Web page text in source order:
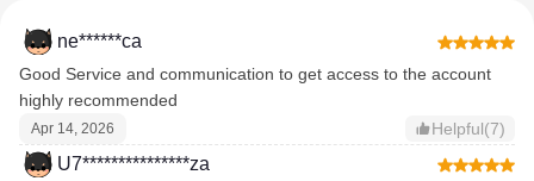
ne******ca
Good Service and communication to get access to the account
highly recommended
Apr 14, 2026 Helpful(7)
U7***************za